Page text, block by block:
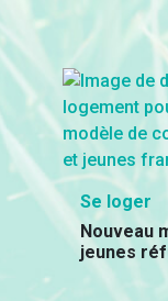
Se loger
Nouveau
jeunes